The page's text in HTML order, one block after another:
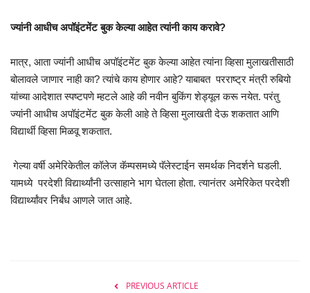
ज्यांनी आधीच अपॉइंटमेंट बुक केल्या आहेत त्यांनी काय करावे?
मात्र, आता ज्यांनी आधीच अपॉइंटमेंट बुक केल्या आहेत त्यांना व्हिसा मुलाखतीसाठी
बोलावले जाणार नाही का? त्यांचे काय होणार आहे? याबाबत परराष्ट्र मंत्री रुबियो
यांच्या आदेशात स्पष्टपणे म्हटले आहे की नवीन बुकिंग शेड्यूल करू नयेत. परंतु
ज्यांनी आधीच अपॉइंटमेंट बुक केली आहे ते व्हिसा मुलाखती देऊ शकतात आणि
विद्यार्थी व्हिसा मिळवू शकतात.
गेल्या वर्षी अमेरिकेतील कॉलेज कॅम्पसमध्ये पॅलेस्टाईन समर्थक निदर्शने घडली.
यामध्ये परदेशी विद्यार्थ्यांनी उत्साहाने भाग घेतला होता. त्यानंतर अमेरिकेत परदेशी
विद्यार्थ्यांवर निर्बंध आणले जात आहे.
PREVIOUS ARTICLE